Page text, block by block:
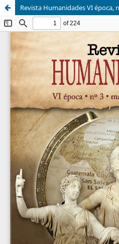
Revista Humanidades VI época,